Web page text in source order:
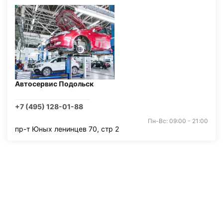
Автосервис Подольск
+7 (495) 128-01-88
Пн-Вс: 09:00 - 21:00
пр-т Юных ленинцев 70, стр 2